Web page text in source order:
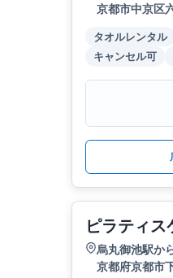
京都市中京区
タオルレンタル
キャンセル可
ピラティ
烏丸御池駅か
京都府京都市